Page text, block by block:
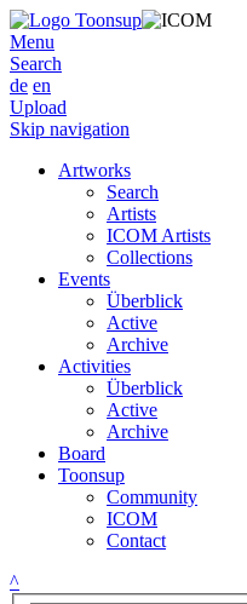
Menu
Search
de en
Upload
Skip navigation
Artworks
Search
Artists
ICOM Artists
Collections
Events
Überblick
Active
Archive
Activities
Überblick
Active
Archive
Board
Toonsup
Community
ICOM
Contact
^